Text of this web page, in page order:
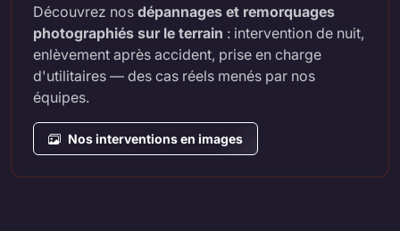
Découvrez nos dépannages et remorquages
photographiés sur le terrain : intervention de nuit,
enlèvement après accident, prise en charge
d'utilitaires — des cas réels menés par nos
équipes.
Nos interventions en images